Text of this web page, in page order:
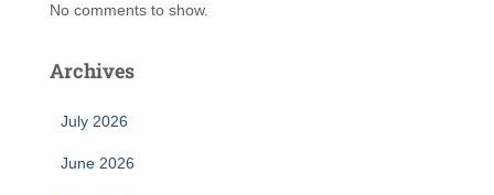
No comments to show.
Archives
July 2026
June 2026